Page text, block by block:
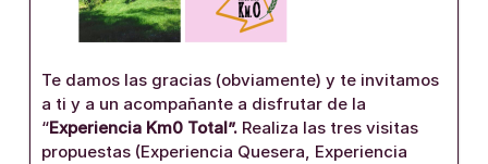
Te damos las gracias (obviamente) y te invitamos
a ti y a un acompañante a disfrutar de la
“Experiencia Km0 Total”. Realiza las tres visitas
propuestas (Experiencia Quesera, Experiencia